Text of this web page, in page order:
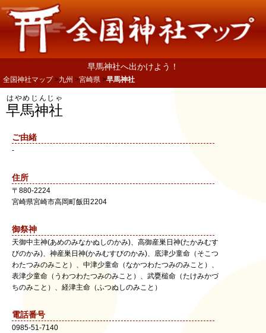
早馬神社へ出かけよう！
全国神社マップ 九州 宮崎県 早馬神社
早馬神社
はやめじんじゃ
ご由緒
-
住所
〒 880-2224
宮崎県宮崎市高岡町飯田2204
御祭神
天御中主神(あめのみなかぬしのかみ)、高御産巣日神(たかみむす
びのかみ)、神産巣日神(かみむすびのかみ)、底津少童命（そこつ
わたつみのみこと）、中津少童命（なかつわたつみのみこと）、
表津少童命（うわつわたつみのみこと）、武甕槌命（たけみかづ
ちのみこと）、経津主命（ふつぬしのみこと）
電話番号
0985-51-7140